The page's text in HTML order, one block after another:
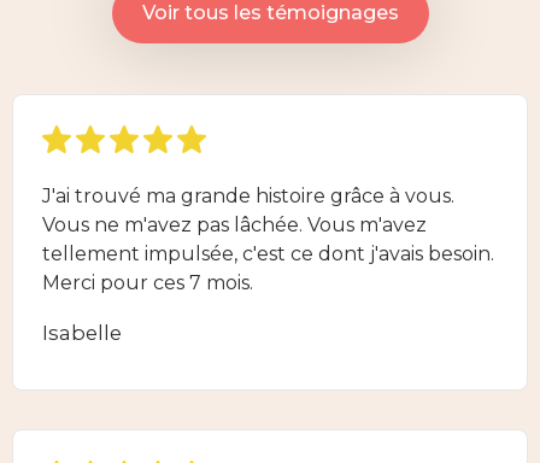
Voir tous les témoignages
J'ai trouvé ma grande histoire grâce à vous.
Vous ne m'avez pas lâchée. Vous m'avez
tellement impulsée, c'est ce dont j'avais besoin.
Merci pour ces 7 mois.
Isabelle